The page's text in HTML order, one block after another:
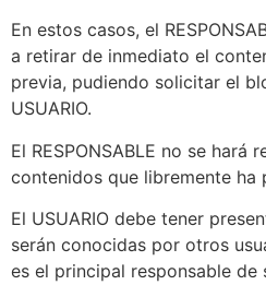
En estos casos, el
a retirar de inmediato el
previa, pudiendo solicitar el
USUARIO.
El RESPONSABLE no se hará
contenidos que libremente ha
El USUARIO debe tener
serán conocidas por otros
es el principal responsable de